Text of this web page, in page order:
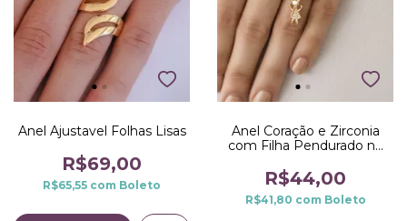
Anel Ajustavel Folhas Lisas
R$69,00
R$65,55 com Boleto
Anel Coração e Zirconia
com Filha Pendurado no
R$44,00
R$41,80 com Boleto